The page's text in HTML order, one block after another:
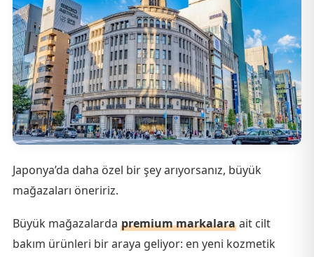
Japonya’da daha özel bir şey arıyorsanız, büyük
mağazaları öneririz.
Büyük mağazalarda premium markalara ait cilt
bakım ürünleri bir araya geliyor: en yeni kozmetik